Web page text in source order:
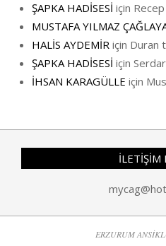
ŞAPKA HADİSESİ için
MUSTAFA YILMAZ
HALİS AYDEMİR için Duran
ŞAPKA HADİSESİ için
İHSAN KARAGÜLLE için
İLETİŞİM
ERZURUM